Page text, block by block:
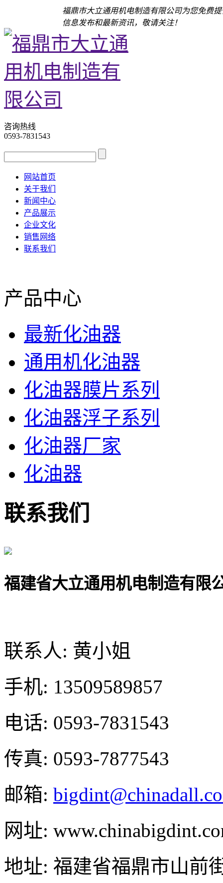
福鼎市大立通用机电制造有限公司为您免费
信息发布和最新资讯，敬请关注！
咨询热线
0593-7831543
网站首页
关于我们
新闻中心
产品展示
企业文化
销售网络
联系我们
产品中心
最新化油器
通用机化油器
化油器膜片系列
化油器浮子系列
化油器厂家
化油器
联系我们
福建省大立通用机电制造有限
联系人: 黄小姐
手机: 13509589857
电话: 0593-7831543
传真: 0593-7877543
邮箱:
网址:
地址: 福建省福鼎市山前